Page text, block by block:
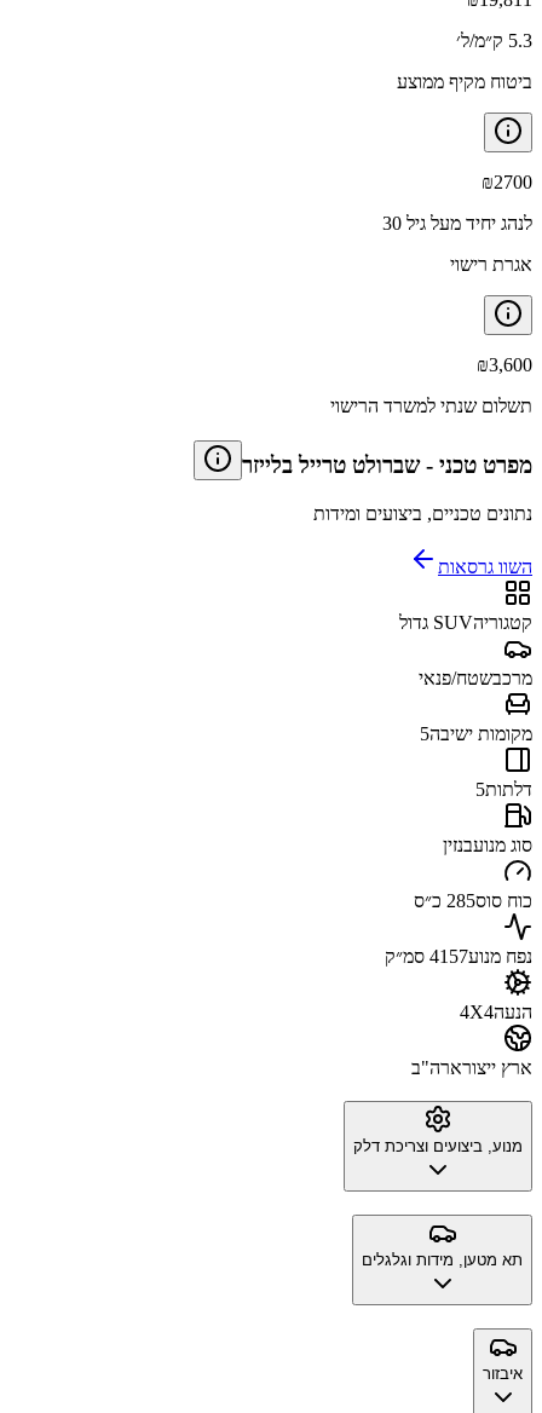
5.3 ק״מ/ל׳
ביטוח מקיף ממוצע
₪2700
לנהג יחיד מעל גיל 30
אגרת רישוי
₪3,600
תשלום שנתי למשרד הרישוי
מפרט טכני - שברולט טרייל בלייזר
נתונים טכניים, ביצועים ומידות
השוו גרסאות
קטגוריהSUV גדול
מרכבשטח/פנאי
מקומות ישיבה5
דלתות5
סוג מנועבנזין
כוח סוס285 כ״ס
נפח מנוע4157 סמ״ק
הנעה4X4
ארץ ייצורארה"ב
מנוע, ביצועים וצריכת דלק
תא מטען, מידות וגלגלים
איבזור